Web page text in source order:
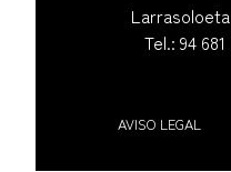
Tel.: 94
AVISO LEGAL